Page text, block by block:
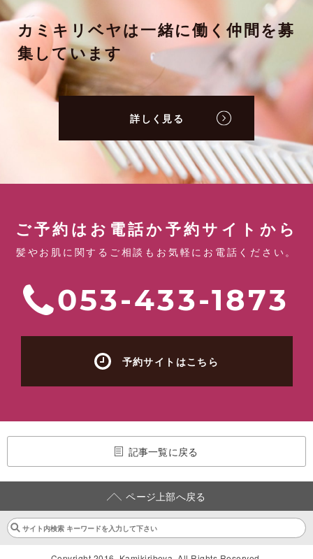
カミキリベヤは一緒に働く仲間を募
集しています
詳しく見る
ご予約はお電話か予約サイトから
髪やお肌に関するご相談もお気軽にお電話ください。
053-433-1873
予約サイトはこちら
記事一覧に戻る
ページ上部へ戻る